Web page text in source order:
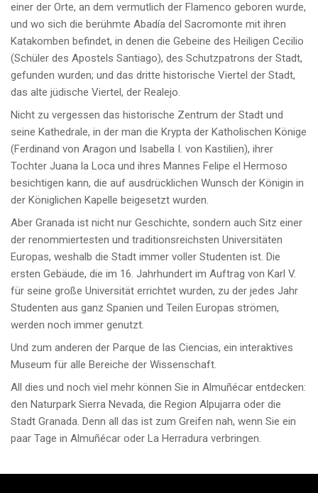
einer der Orte, an dem vermutlich der Flamenco geboren wurde,
und wo sich die berühmte Abadía del Sacromonte mit ihren
Katakomben befindet, in denen die Gebeine des Heiligen Cecilio
(Schüler des Apostels Santiago), des Schutzpatrons der Stadt,
gefunden wurden; und das dritte historische Viertel der Stadt,
das alte jüdische Viertel, der Realejo.
Nicht zu vergessen das historische Zentrum der Stadt und
seine Kathedrale, in der man die Krypta der Katholischen Könige
(Ferdinand von Aragon und Isabella I. von Kastilien), ihrer
Tochter Juana la Loca und ihres Mannes Felipe el Hermoso
besichtigen kann, die auf ausdrücklichen Wunsch der Königin in
der Königlichen Kapelle beigesetzt wurden.
Aber Granada ist nicht nur Geschichte, sondern auch Sitz einer
der renommiertesten und traditionsreichsten Universitäten
Europas, weshalb die Stadt immer voller Studenten ist. Die
ersten Gebäude, die im 16. Jahrhundert im Auftrag von Karl V.
für seine große Universität errichtet wurden, zu der jedes Jahr
Studenten aus ganz Spanien und Teilen Europas strömen,
werden noch immer genutzt.
Und zum anderen der Parque de las Ciencias, ein interaktives
Museum für alle Bereiche der Wissenschaft.
All dies und noch viel mehr können Sie in Almuñécar entdecken:
den Naturpark Sierra Nevada, die Region Alpujarra oder die
Stadt Granada. Denn all das ist zum Greifen nah, wenn Sie ein
paar Tage in Almuñécar oder La Herradura verbringen.